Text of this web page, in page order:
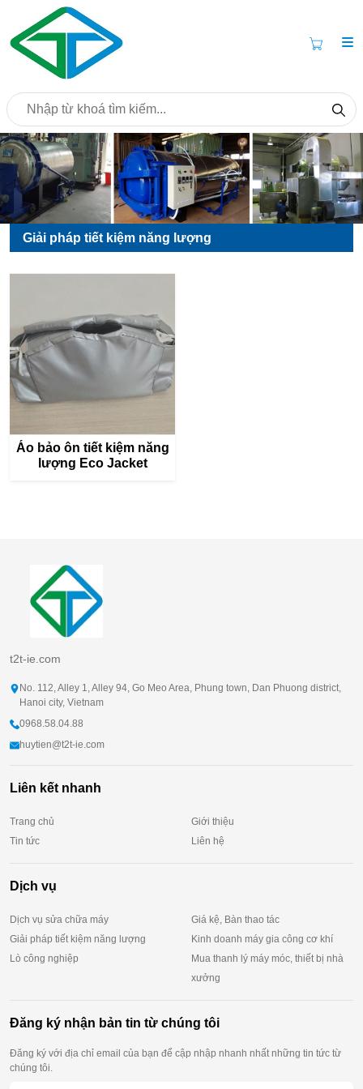
Giải pháp tiết kiệm năng lượng
Áo bảo ôn tiết kiệm năng
lượng Eco Jacket
t2t-ie.com
No. 112, Alley 1, Alley 94, Go Meo Area, Phung town, Dan Phuong district,
Hanoi city, Vietnam
0968.58.04.88
huytien@t2t-ie.com
Liên kết nhanh
Trang chủ
Giới thiệu
Tin tức
Liên hệ
Dịch vụ
Dịch vụ sửa chữa máy
Giá kệ, Bàn thao tác
Giải pháp tiết kiệm năng lượng
Kinh doanh máy gia công cơ khí
Lò công nghiệp
Mua thanh lý máy móc, thiết bị nhà
xưởng
Đăng ký nhận bản tin từ chúng tôi
Đăng ký với địa chỉ email của bạn để cập nhập nhanh nhất những tin tức từ
chúng tôi.